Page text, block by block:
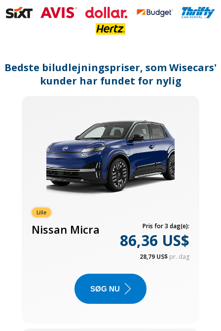
get
the
dates.
Bedste biludlejningspriser, som Wisecars'
kunder har fundet for nylig
Lille
Nissan Micra Pris for 3 dag(e):
86,36 US$
28,79 US$ pr. dag
SØG NU